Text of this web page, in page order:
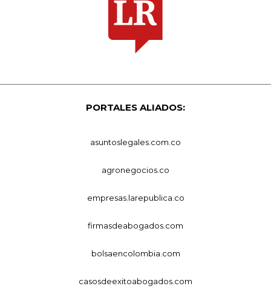
PORTALES ALIADOS:
asuntoslegales.com.co
agronegocios.co
empresas.larepublica.co
firmasdeabogados.com
bolsaencolombia.com
casosdeexitoabogados.com